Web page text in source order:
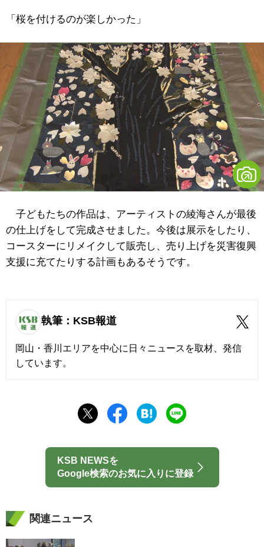
「桜を付けるのが楽しかった」
子どもたちの作品は、アーティストの綾海さんが最後
の仕上げをして完成させました。今後は展示をしたり、
コースターにリメイクして販売し、売り上げを災害復興
支援に充てたりする計画もあるそうです。
執筆：KSB報道
岡山・香川エリアを中心に日々ニュースを取材、発信
しています。
KSB NEWSを
Google検索のお気に入りに登録
関連ニュース